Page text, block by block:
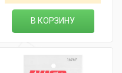
В КОРЗИНУ